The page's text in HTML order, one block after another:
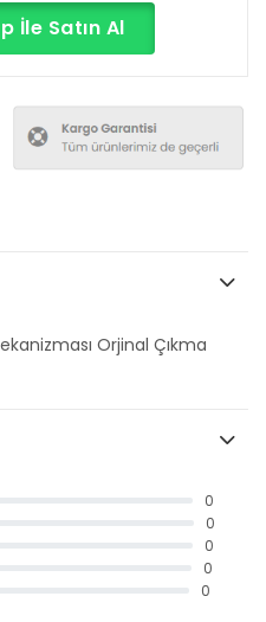
İle Satın Al
Orjinal Çıkma
0
0
0
0
0